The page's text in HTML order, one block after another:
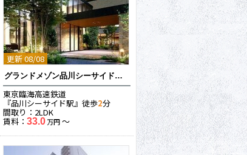
更新 08/08
グランドメゾン品川シーサイドの杜
東京臨海高速鉄道
『品川シーサイド駅』徒歩2分
間取り：2LDK
賃料： 33.0万円〜